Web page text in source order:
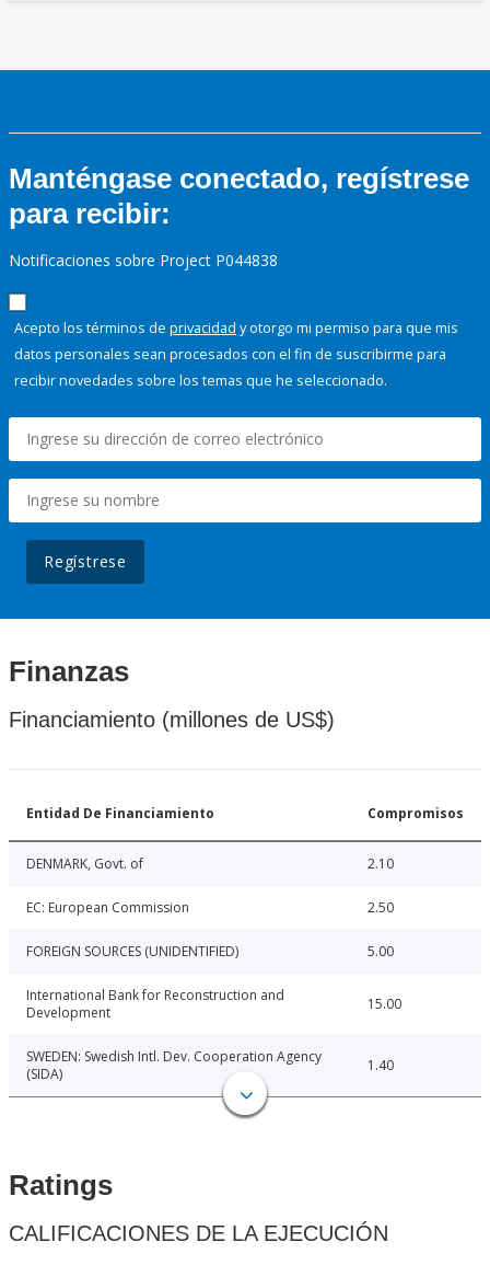
Manténgase conectado, regístrese
para recibir:
Notificaciones sobre Project P044838
Acepto los términos de privacidad y otorgo mi permiso para que mis
datos personales sean procesados con el fin de suscribirme para
recibir novedades sobre los temas que he seleccionado.
Regístrese
Finanzas
Financiamiento (millones de US$)
Entidad De Financiamiento Compromisos
DENMARK, Govt. of 2.10
EC: European Commission 2.50
FOREIGN SOURCES (UNIDENTIFIED) 5.00
International Bank for Reconstruction and
Development
15.00
SWEDEN: Swedish Intl. Dev. Cooperation Agency
(SIDA)
1.40
Ratings
CALIFICACIONES DE LA EJECUCIÓN